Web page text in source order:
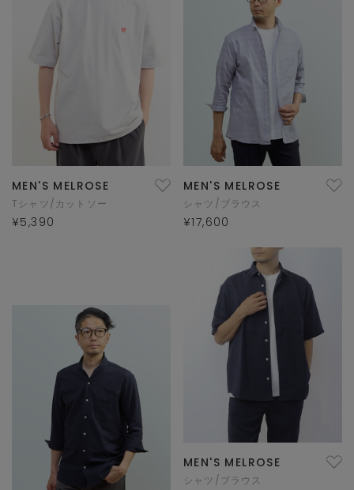
MEN'S MELROSE
Tシャツ/カットソー
¥5,390
MEN'S MELROSE
シャツ/ブラウス
¥17,600
MEN'S MELROSE
シャツ/ブラウス